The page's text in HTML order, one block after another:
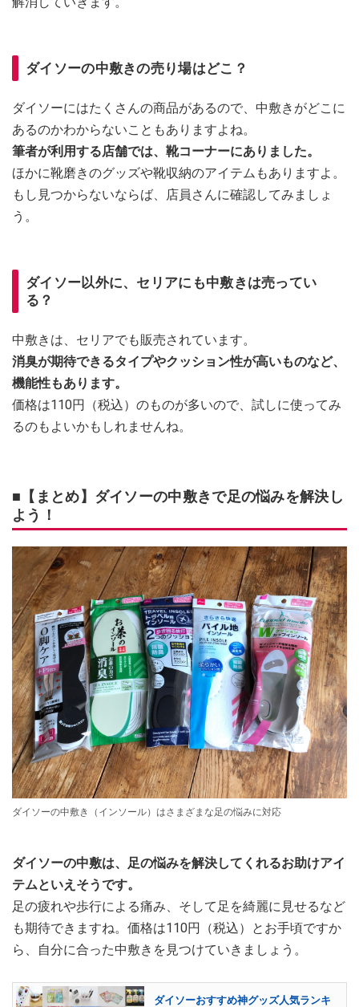
ダイソーの中敷きの売り場はどこ？
ダイソーにはたくさんの商品があるので、中敷きがどこに
あるのかわからないこともありますよね。
筆者が利用する店舗では、靴コーナーにありました。
ほかに靴磨きのグッズや靴収納のアイテムもありますよ。
もし見つからないならば、店員さんに確認してみましょ
う。
ダイソー以外に、セリアにも中敷きは売ってい
る？
中敷きは、セリアでも販売されています。
消臭が期待できるタイプやクッション性が高いものなど、
機能性もあります。
価格は110円（税込）のものが多いので、試しに使ってみ
るのもよいかもしれませんね。
■【まとめ】ダイソーの中敷きで足の悩みを解決し
よう！
ダイソーの中敷き（インソール）はさまざまな足の悩みに対応
ダイソーの中敷は、足の悩みを解決してくれるお助けアイ
テムといえそうです。
足の疲れや歩行による痛み、そして足を綺麗に見せるなど
も期待できますね。価格は110円（税込）とお手頃ですか
ら、自分に合った中敷きを見つけていきましょう。
ダイソーおすすめ神グッズ人気ランキ